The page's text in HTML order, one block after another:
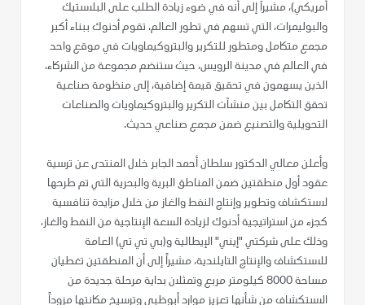
أمريكي)، مشيراً إلى أنه في ضوء زيادة الطلب على البلاستيك
والبوليمرات، التي تسهم في تطور العالم، تقوم أدنوك ببناء أكبر
مجمع متكامل ومتطور للتكرير والبتروكيماويات في موقع واحد
في العالم في مدينة الرويس، حيث ستنضم مجموعة من الشركاء،
الذين يسهمون في تحقيق قيمة إضافية، إلى منظومة صناعية
تحقق التكامل بين منشآت التكرير والبتروكيماويات والصناعات
التحويلية والتصنيع ضمن مجمع صناعي حديث.
وأعلن معالي الدكتور سلطان أحمد الجابر خلال المنتدى عن ترسية
عقود أول منطقتين ضمن المناطق البرية والبحرية التي تم طرحها
لاستكشاف وتطوير وإنتاج النفط والغاز من خلال مزايدة تنافسية
كجزء من استراتيجية أدنوك لزيادة السعة الإنتاجية من النفط والغاز،
وذلك على شركتي "إيني" الإيطالية و(بي تي تي) العامة
للاستكشاف والإنتاج التايلندية، مشيراً إلى أن المنطقتين تغطيان
مساحة 8000 كيلومتر مربع وتمثلان بداية مرحلة جديدة من
الاستكشاف من شأنها تعزيز موارد أبوظبي وترسيخ مكانتها مزوداً